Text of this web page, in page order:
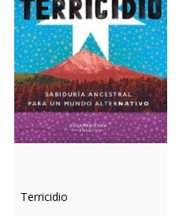
Terricidio